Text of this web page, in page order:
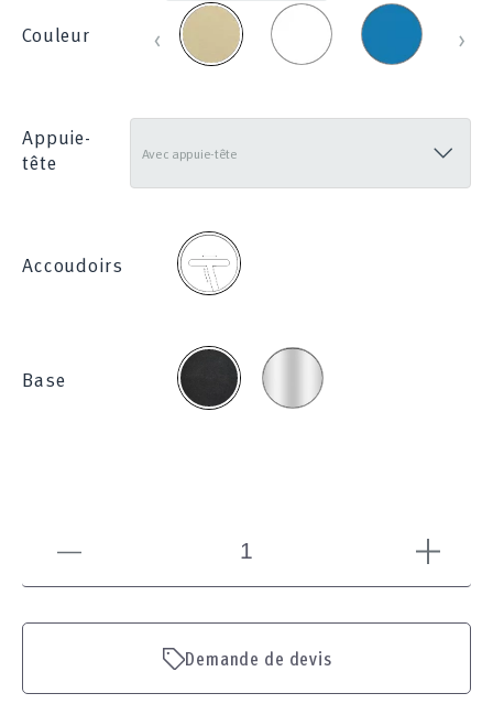
Couleur
Beige
_
830
Blanc_100EBleu
_
1214
‹ ›
Appuie-
tête
Accoudoirs
2D
Base
Noire Chromée
Demande de devis